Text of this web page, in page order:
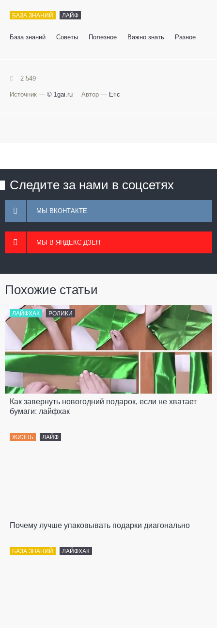
БАЗА ЗНАНИЙ ЛАЙФ
База знаний Советы Полезное Важно знать Разное
2 549
Источник — © 1gai.ru Автор — Eric
Следите за нами в соцсетях
МЫ ВКОНТАКТЕ
МЫ В ЯНДЕКС ДЗЕН
Похожие статьи
ЛАЙФХАК РОЛИКИ
Как завернуть новогодний подарок, если не хватает
бумаги: лайфхак
ЖИЗНЬ ЛАЙФ
Почему лучше упаковывать подарки диагонально
БАЗА ЗНАНИЙ ЛАЙФХАК